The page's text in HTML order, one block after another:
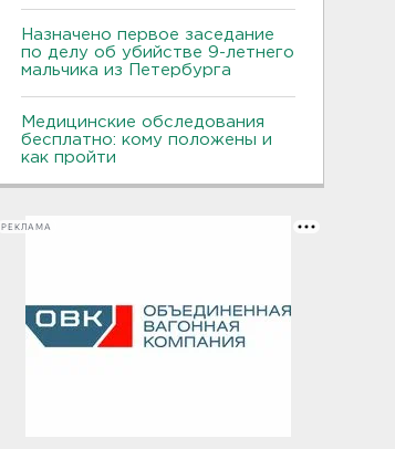
Назначено первое заседание
по делу об убийстве 9-летнего
мальчика из Петербурга
Медицинские обследования
бесплатно: кому положены и
как пройти
РЕКЛАМА